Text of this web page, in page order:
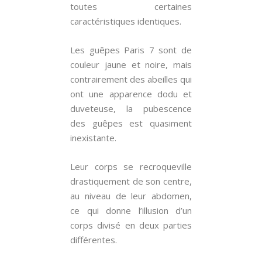
toutes certaines
caractéristiques identiques.
Les guêpes Paris 7 sont de
couleur jaune et noire, mais
contrairement des abeilles qui
ont une apparence dodu et
duveteuse, la pubescence
des guêpes est quasiment
inexistante.
Leur corps se recroqueville
drastiquement de son centre,
au niveau de leur abdomen,
ce qui donne l’illusion d’un
corps divisé en deux parties
différentes.